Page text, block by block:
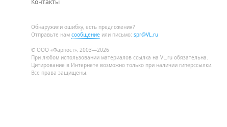
Контакты
Обнаружили ошибку, есть предложения?
Отправьте нам сообщение или письмо: spr@VL.ru
© ООО «Фарпост», 2003—2026
При любом использовании материалов ссылка на VL.ru обязательна.
Цитирование в Интернете возможно только при наличии гиперссылки.
Все права защищены.